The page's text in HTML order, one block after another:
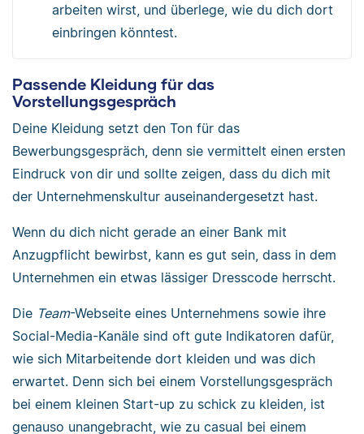
arbeiten wirst, und überlege, wie du dich dort
einbringen könntest.
Passende Kleidung für das
Vorstellungsgespräch
Deine Kleidung setzt den Ton für das
Bewerbungsgespräch, denn sie vermittelt einen ersten
Eindruck von dir und sollte zeigen, dass du dich mit
der Unternehmenskultur auseinandergesetzt hast.
Wenn du dich nicht gerade an einer Bank mit
Anzugpflicht bewirbst, kann es gut sein, dass in dem
Unternehmen ein etwas lässiger Dresscode herrscht.
Die Team-Webseite eines Unternehmens sowie ihre
Social-Media-Kanäle sind oft gute Indikatoren dafür,
wie sich Mitarbeitende dort kleiden und was dich
erwartet. Denn sich bei einem Vorstellungsgespräch
bei einem kleinen Start-up zu schick zu kleiden, ist
genauso unangebracht, wie zu casual bei einem